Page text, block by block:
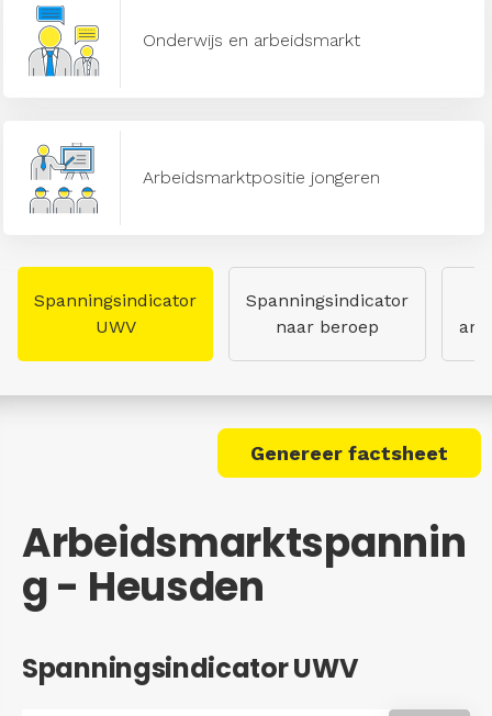
Onderwijs en arbeidsmarkt
Arbeidsmarktpositie jongeren
Spanningsindicator
UWV
Spanningsindicator
naar beroep
Genereer factsheet
Arbeidsmarktspannin
g - Heusden
Spanningsindicator UWV